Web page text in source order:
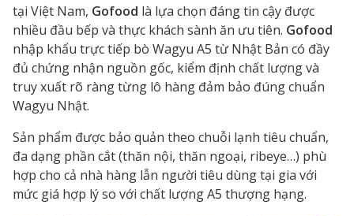
tại Việt Nam, Gofood là lựa chọn đáng tin cậy được
nhiều đầu bếp và thực khách sành ăn ưu tiên. Gofood
nhập khẩu trực tiếp bò Wagyu A5 từ Nhật Bản có đầy
đủ chứng nhận nguồn gốc, kiểm định chất lượng và
truy xuất rõ ràng từng lô hàng đảm bảo đúng chuẩn
Wagyu Nhật.
Sản phẩm được bảo quản theo chuỗi lạnh tiêu chuẩn,
đa dạng phần cắt (thăn nội, thăn ngoại, ribeye…) phù
hợp cho cả nhà hàng lẫn người tiêu dùng tại gia với
mức giá hợp lý so với chất lượng A5 thượng hạng.